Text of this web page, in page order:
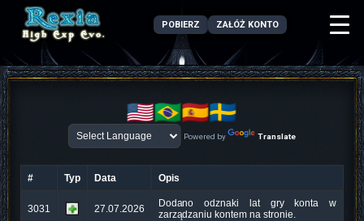
POBIERZ ZAŁÓŻ KONTO
Powered by Translate
# Typ Data Opis
3031 27.07.2026 Dodano odznaki lat gry konta w
zarządzaniu kontem na stronie.